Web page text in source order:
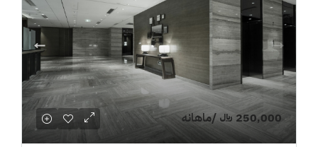
250,000 ﷼ /ماهانه